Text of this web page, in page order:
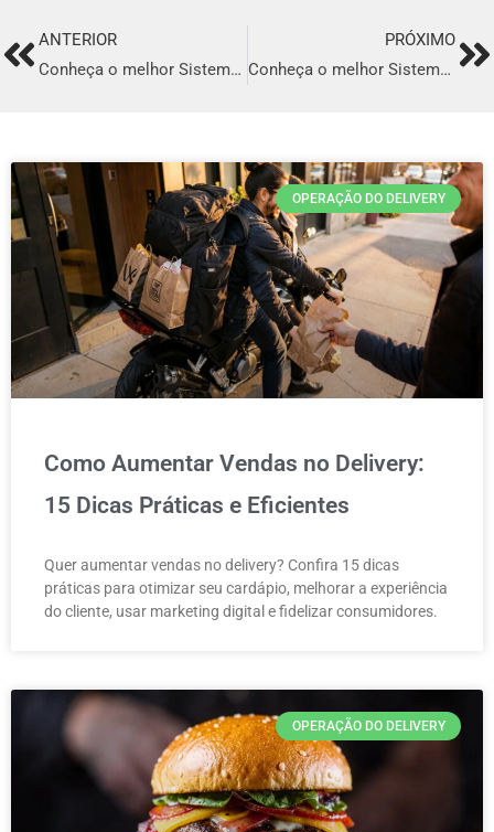
PrevANTERIOR
Conheça o melhor Sistema para Delivery em Camaragibe
PRÓXIMO
Conheça o melhor Sistema para Delivery em Jaraguá do Sul
OPERAÇÃO DO DELIVERY
Como Aumentar Vendas no Delivery:
15 Dicas Práticas e Eficientes
Quer aumentar vendas no delivery? Confira 15 dicas
práticas para otimizar seu cardápio, melhorar a experiência
do cliente, usar marketing digital e fidelizar consumidores.
OPERAÇÃO DO DELIVERY